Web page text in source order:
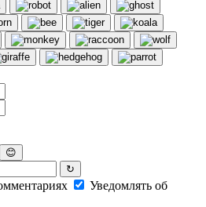
😊
↻
Уведомлять об